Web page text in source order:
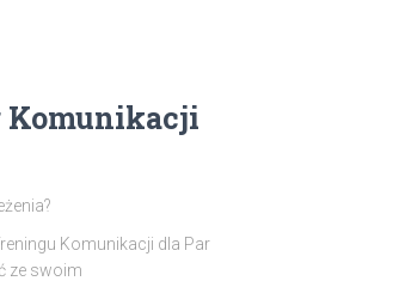
Komunikacji
Komunikacji dla Par
ze swoim